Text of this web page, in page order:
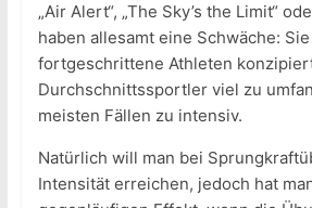
„Air Alert“, „The Sky’s the Limit“
haben allesamt eine Schwäche:
fortgeschrittene Athleten
Durchschnittssportler viel zu
meisten Fällen zu intensiv.
Natürlich will man bei
Intensität erreichen, jedoch hat